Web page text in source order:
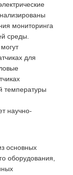
мониторинга
среды.
для
температуры
научно-
основных
оборудования,